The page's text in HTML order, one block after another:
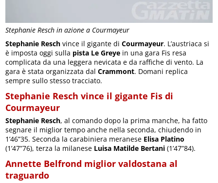
Stephanie Resch in azione a Courmayeur
Stephanie Resch vince il gigante diCourmayeur. L’austriaca si
è imposta oggi sulla pista Le Greye in una gara Fis resa
complicata da una leggera nevicata e da raffiche di vento. La
gara è stata organizzata dalCrammont. Domani replica
sempre sullo stesso tracciato.
Stephanie Resch vince il gigante Fis di
Courmayeur
Stephanie Resch, al comando dopo la prima manche, ha fatto
segnare il miglior tempo anche nella seconda, chiudendo in
1’46”35. Seconda la carabiniera meranese Elisa Platino
(1’47”76), terza la milanese Luisa Matilde Bertani (1’47”84).
Annette Belfrond miglior valdostana al
traguardo